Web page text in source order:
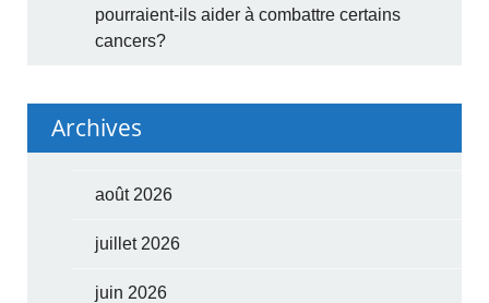
pourraient-ils aider à combattre certains
cancers?
Archives
août 2026
juillet 2026
juin 2026